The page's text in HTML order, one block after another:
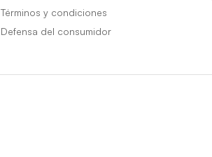
Términos y condiciones
Defensa del consumidor